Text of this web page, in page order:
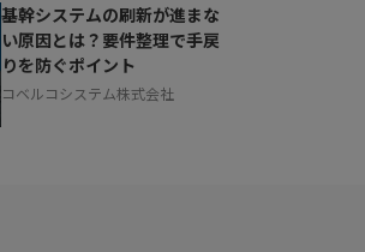
基幹システムの刷新が進まな
い原因とは？要件整理で手戻
りを防ぐポイント
コベルコシステム株式会社